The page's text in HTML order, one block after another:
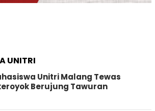
UNITRI
Unitri Malang Tewas
Berujung Tawuran